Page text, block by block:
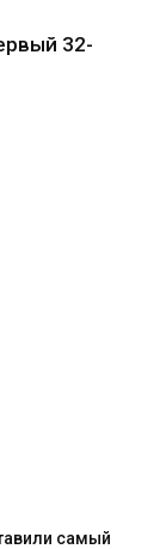
32-
самый